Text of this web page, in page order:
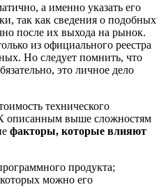
а именно указать его
так как сведения о подобных
после их выхода на рынок.
из официального реестра
Но следует помнить, что
это личное дело
технического
описанным выше сложностям
факторы, которые влияют
продукта;
можно его